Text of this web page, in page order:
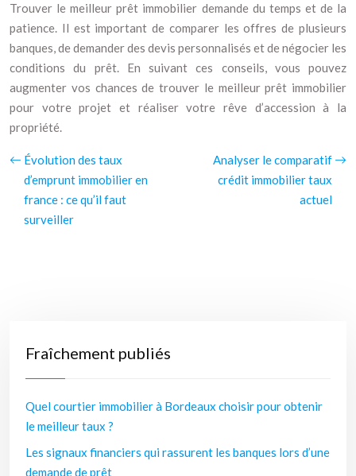
Trouver le meilleur prêt immobilier demande du temps et de la
patience. Il est important de comparer les offres de plusieurs
banques, de demander des devis personnalisés et de négocier les
conditions du prêt. En suivant ces conseils, vous pouvez
augmenter vos chances de trouver le meilleur prêt immobilier
pour votre projet et réaliser votre rêve d’accession à la
propriété.
Évolution des taux
d’emprunt immobilier en
france : ce qu’il faut
surveiller
Analyser le comparatif
crédit immobilier taux
actuel
Fraîchement publiés
Quel courtier immobilier à Bordeaux choisir pour obtenir
le meilleur taux ?
Les signaux financiers qui rassurent les banques lors d’une
demande de prêt